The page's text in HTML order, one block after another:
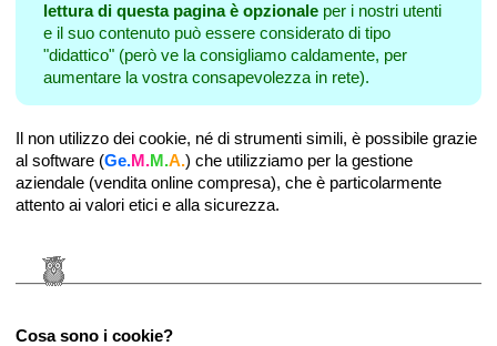
lettura di questa pagina è opzionale per i nostri utenti
e il suo contenuto può essere considerato di tipo
"didattico" (però ve la consigliamo caldamente, per
aumentare la vostra consapevolezza in rete).
Il non utilizzo dei cookie, né di strumenti simili, è possibile grazie
al software (Ge.M.M.A.) che utilizziamo per la gestione
aziendale (vendita online compresa), che è particolarmente
attento ai valori etici e alla sicurezza.
Cosa sono i cookie?